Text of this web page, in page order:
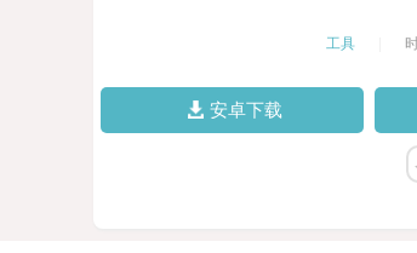
工具
安卓下载